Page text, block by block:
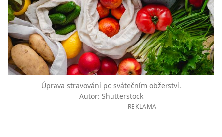
Úprava stravování po svátečním obžerství.
Autor: Shutterstock
REKLAMA